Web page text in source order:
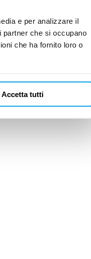
e per analizzare il
che si occupano
che ha fornito loro o
Accetta tutti